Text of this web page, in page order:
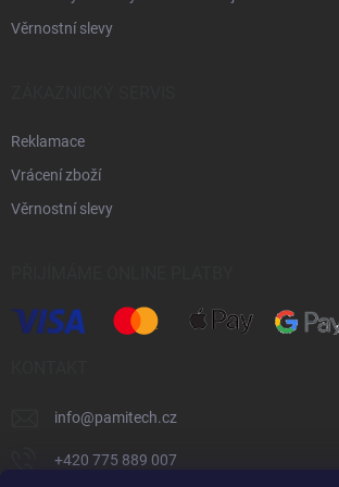
Věrnostní slevy
Reklamace
Vrácení zboží
Věrnostní slevy
info@pamitech.cz
+420 775 889 007